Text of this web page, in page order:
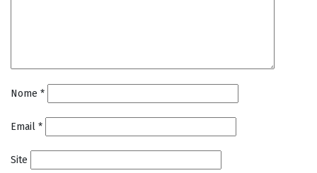
Nome *
Email *
Site